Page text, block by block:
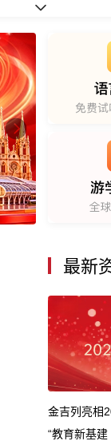
最新
金吉列亮相
“教育新基